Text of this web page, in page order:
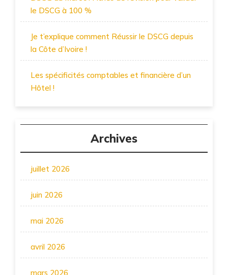
le DSCG à 100 %
Je t’explique comment Réussir le DSCG depuis
la Côte d’Ivoire !
Les spécificités comptables et financière d’un
Hôtel !
Archives
juillet 2026
juin 2026
mai 2026
avril 2026
mars 2026